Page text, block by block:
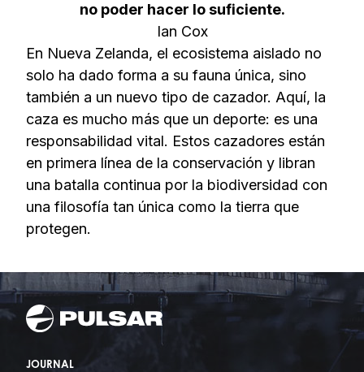
no poder hacer lo suficiente.
Ian Cox
En Nueva Zelanda, el ecosistema aislado no
solo ha dado forma a su fauna única, sino
también a un nuevo tipo de cazador. Aquí, la
caza es mucho más que un deporte: es una
responsabilidad vital. Estos cazadores están
en primera línea de la conservación y libran
una batalla continua por la biodiversidad con
una filosofía tan única como la tierra que
protegen.
JOURNAL